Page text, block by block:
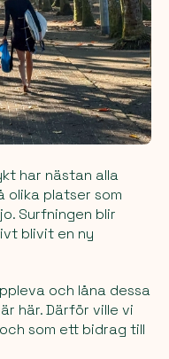
har nästan alla
olika platser som
Surfningen blir
blivit en ny
och låna dessa
här. Därför ville vi
som ett bidrag till